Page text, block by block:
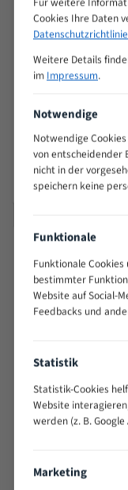
Alle Hersteller
Wird geladen...
Hersteller
Bitte wählen Sie
um alle Maschinen
Angaben gemäß EU-
(EU) 2023/988, Art. 19).
Produkt
Arend Sägetech e.K.
Anschrift
E-Mail
Cookies Ihre Daten
Datenschutzrichtlinie
Weitere Details
im Impressum.
Notwendige
Notwendige
von entscheidender
nicht in der
speichern keine
Funktionale
Funktionale
bestimmter
Website auf Social-
Feedbacks und
Statistik
Statistik-Cookies
Website
werden (z. B. Google
Marketing